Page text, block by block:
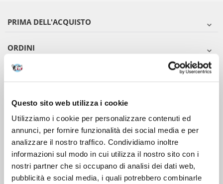
Questo sito web utilizza i cookie
Utilizziamo i cookie per personalizzare contenuti ed
annunci, per fornire funzionalità dei social media e per
analizzare il nostro traffico. Condividiamo inoltre
informazioni sul modo in cui utilizza il nostro sito con i
nostri partner che si occupano di analisi dei dati web,
pubblicità e social media, i quali potrebbero combinarle
PRIMA DELL'ACQUISTO
ORDINI
DOPO L'ACQUISTO
VIENI A CONOSCERCI